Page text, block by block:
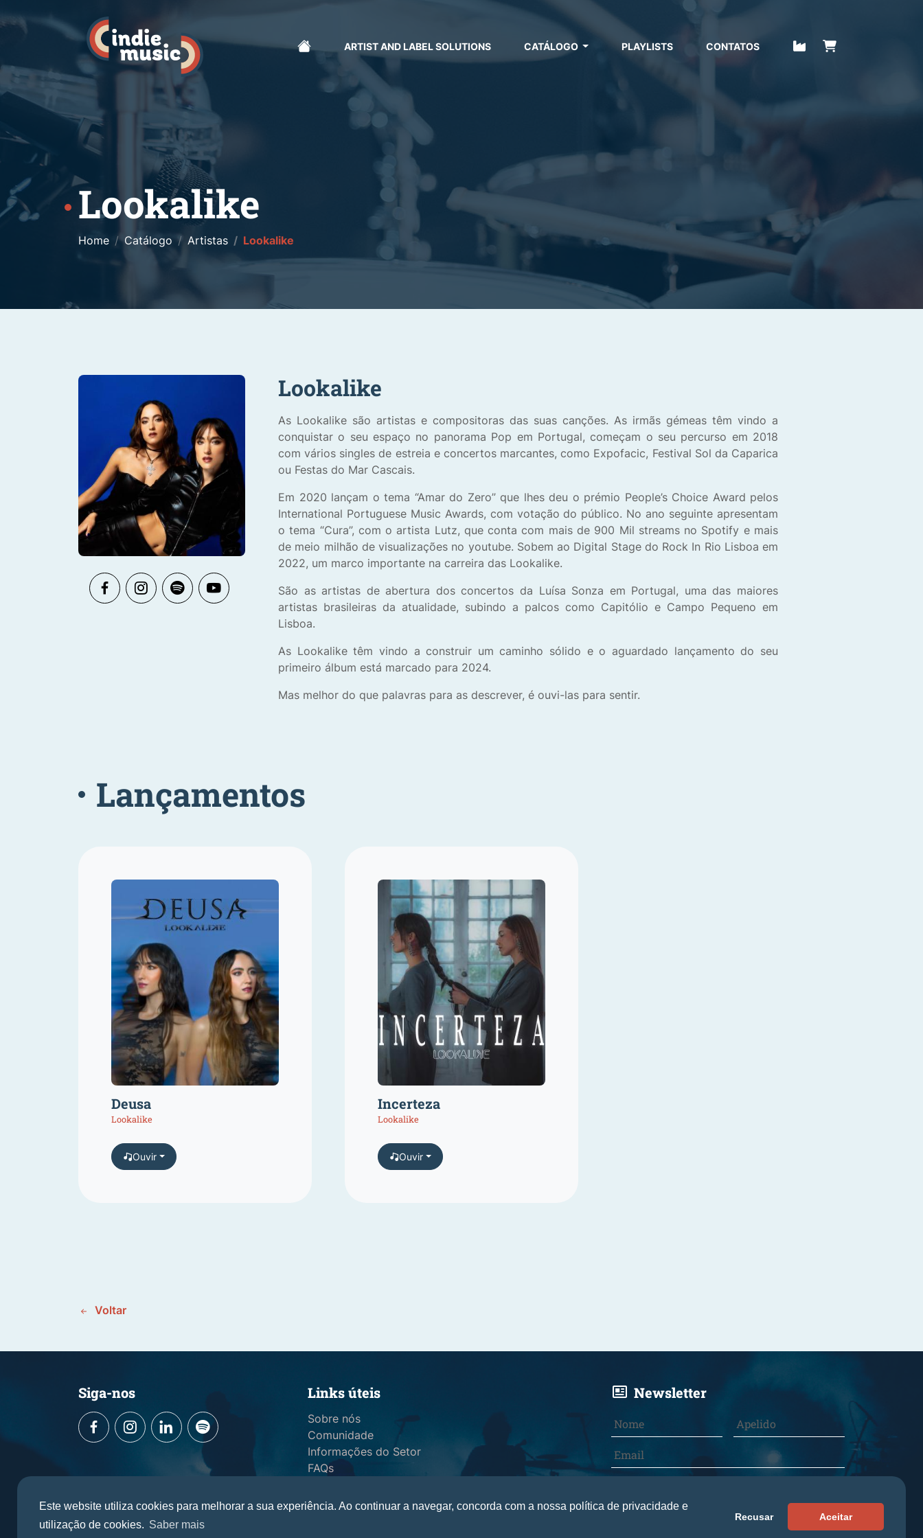
Este website utiliza cookies para melhorar a sua experiência. Ao continuar a navegar, concorda com a nossa política de privacidade e
utilização de cookies. Saber mais
Recusar Aceitar
ARTIST AND LABEL SOLUTIONS CATÁLOGO PLAYLISTS CONTATOS
Lookalike
Home Catálogo Artistas Lookalike
Lookalike
As Lookalike são artistas e compositoras das suas canções. As irmãs gémeas têm vindo a
conquistar o seu espaço no panorama Pop em Portugal, começam o seu percurso em 2018
com vários singles de estreia e concertos marcantes, como Expofacic, Festival Sol da Caparica
ou Festas do Mar Cascais.
Em 2020 lançam o tema “Amar do Zero” que lhes deu o prémio People’s Choice Award pelos
International Portuguese Music Awards, com votação do público. No ano seguinte apresentam
o tema “Cura”, com o artista Lutz, que conta com mais de 900 Mil streams no Spotify e mais
de meio milhão de visualizações no youtube. Sobem ao Digital Stage do Rock In Rio Lisboa em
2022, um marco importante na carreira das Lookalike.
São as artistas de abertura dos concertos da Luísa Sonza em Portugal, uma das maiores
artistas brasileiras da atualidade, subindo a palcos como Capitólio e Campo Pequeno em
Lisboa.
As Lookalike têm vindo a construir um caminho sólido e o aguardado lançamento do seu
primeiro álbum está marcado para 2024.
Mas melhor do que palavras para as descrever, é ouvi-las para sentir.
Lançamentos
Deusa
Lookalike
Ouvir
Incerteza
Lookalike
Ouvir
Voltar
Siga-nos Links úteis
Sobre nós
Comunidade
Informações do Setor
FAQs
Política de Cookies e Privacidade
Newsletter